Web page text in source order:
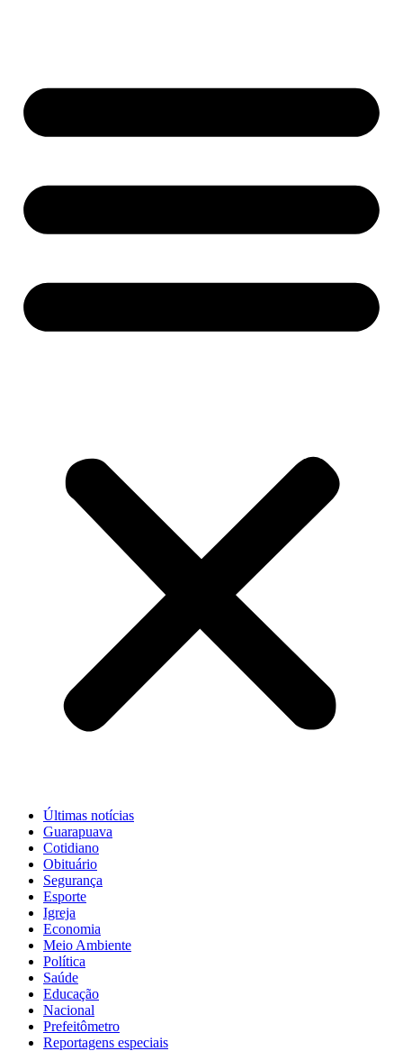
Últimas notícias
Guarapuava
Cotidiano
Obituário
Segurança
Esporte
Igreja
Economia
Meio Ambiente
Política
Saúde
Educação
Nacional
Prefeitômetro
Reportagens especiais